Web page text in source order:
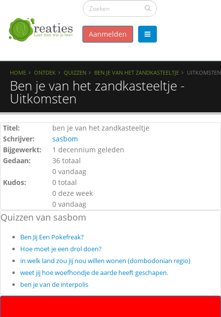
Aanmelden
HOME ONTDEK QUIZZEN BEN JE VAN HET ZANDKASTEELTJE UITKOMSTEN
Ben je van het zandkasteeltje -
Uitkomsten
Titel:
ben je van het zandkasteeltje
Schrijver:
sasbom
Bijgewerkt:
1 decennium geleden
Gedaan:
36 totaal
0 vandaag
Kudos:
0 totaal
0 deze week
0 vandaag
Quizzen van sasbom
Ben Jij Een Pokefreak?
Hoe moet je een drol doen?
in welk land zou jij nou willen wonen (dombodonian regio)
weet jij hoe woefhondje de aarde heeft geschapen.
ben je van de interpolis